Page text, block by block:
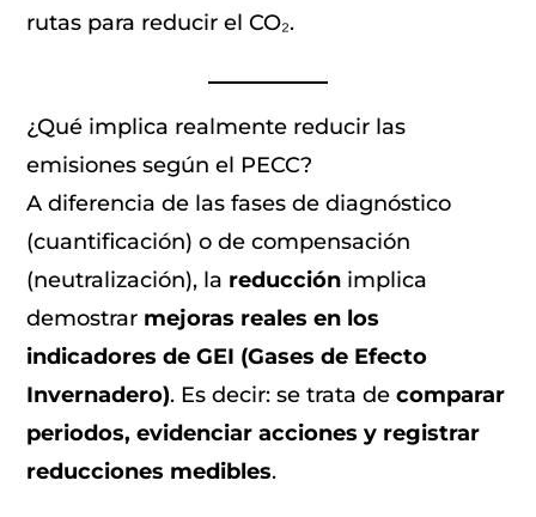
rutas para reducir el CO₂.
¿Qué implica realmente reducir las
emisiones según el PECC?
A diferencia de las fases de diagnóstico
(cuantificación) o de compensación
(neutralización), la reducción implica
demostrar mejoras reales en los
indicadores de GEI (Gases de Efecto
Invernadero). Es decir: se trata decomparar
periodos, evidenciar acciones y registrar
reducciones medibles.